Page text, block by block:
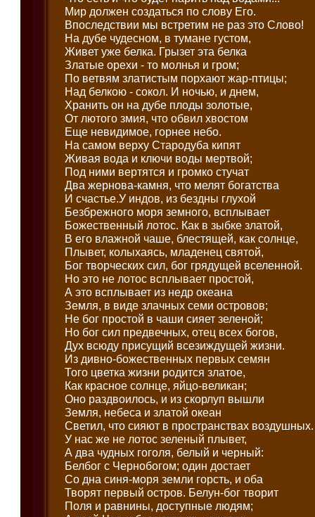
Мир должен создаться по слову Его.
Впоследствии мы встретим не раз это Слово!
На дубе чудесном, в тумане густом,
Живет уже белка. Грызет эта белка
Златые орехи - то молнья и гром;
По ветвям златистым порхают жар-птицы;
Над белкою - сокол. И ночью, и днем,
Хранить он на дубе плоды золотые,
От лютого змия, что обвил хвостом
Еще невидимое, горнее небо.
На самом верху Стародуба кипят
Живая вода и ключи воды мертвой;
Под ними вертятся и громко стучат
Два жернова-камня, что мелят богатства
И счастье.У индов, из бездны глухой
Безбрежного моря земного, всплывает
Божественный лотос. Как в зыбке златой,
В его влажной чаше, блестящей, как солнце,
Плывет, колыхаясь, младенец святой,
Бог творческих сил, бог грядущей вселенной.
Но это не лотос всплывает простой,
А это всплывает из недр океана
Земля, в виде злачных семи островов;
Не бог простой в чаши сияет зеленой;
Но бог сил предвечных, отец всех богов,
Дух всюду присущий всезиждущей жизни.
Из дивно-божественных первых семян
Того цветка жизни родится златое,
Как красное солнце, яйцо-великан;
Оно раздвоилось, и из скорлуп вышли
Земля, небеса и златой океан
Светил, что сияют в пространствах воздушных.
У нас же не лотос зеленый плывет,
А два чудных гоголя, белый и черный:
Белбог с Чернобогом; один достает
Со дна синя-моря земли горсть, и оба
Творят первый остров. Белун-бог творит
Поля и равнины, доступные людям;